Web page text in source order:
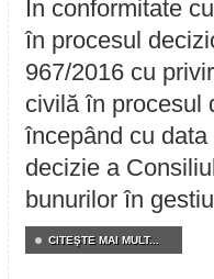
În conformitate
în procesul
967/2016 cu
civilă în procesul
începând cu
decizie a
bunurilor în
CITEŞTE MAI MULT...